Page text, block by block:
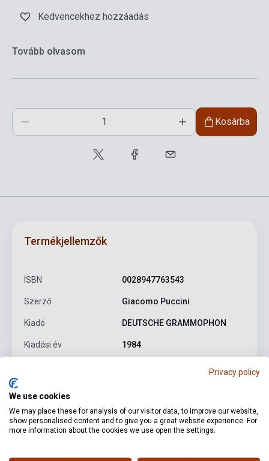
Kedvencekhez hozzáadás
Tovább olvasom
Kosárba
Termékjellemzők
ISBN 0028947763543
Szerző Giacomo Puccini
Kiadó DEUTSCHE GRAMMOPHON
Kiadási év 1984
Részletes leírás Kapcsolódó linkek Vélemények
Privacy policy
We use cookies
We may place these for analysis of our visitor data, to improve our website,
show personalised content and to give you a great website experience. For
more information about the cookies we use open the settings.